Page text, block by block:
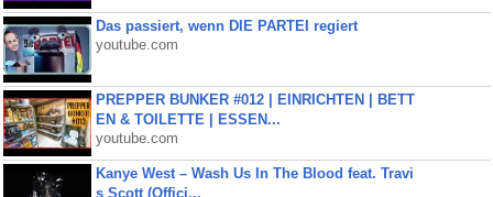
Das passiert, wenn DIE PARTEI regiert
youtube.com
PREPPER BUNKER #012 | EINRICHTEN | BETT
EN & TOILETTE | ESSEN...
youtube.com
Kanye West – Wash Us In The Blood feat. Travi
s Scott (Offici...